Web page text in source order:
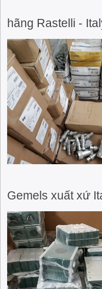
Kho đầu
hãng Rastelli -
Kho khớp
Gemels xuất xứ